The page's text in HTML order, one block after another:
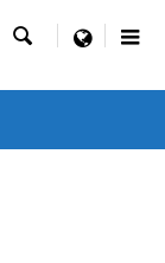
 menu